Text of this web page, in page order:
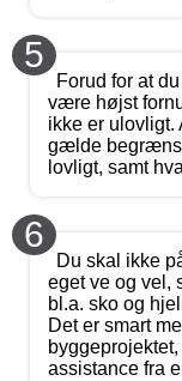
5
Forud for at
være højst
ikke er
gælde
lovligt, samt
6
Du skal ikke
eget ve og vel,
bl.a. sko og
Det er smart
assistance fra